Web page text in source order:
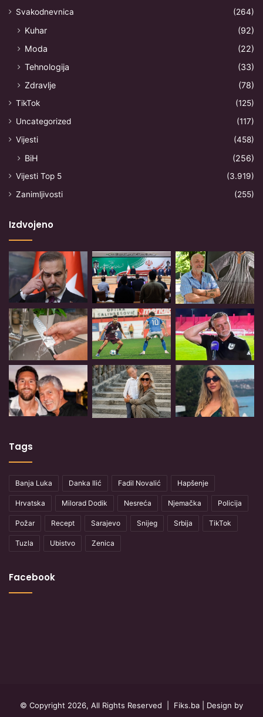
Svakodnevnica
(264)
Kuhar
(92)
Moda
(22)
Tehnologija
(33)
Zdravlje
(78)
TikTok
(125)
Uncategorized
(117)
Vijesti
(458)
BiH (256)
Vijesti Top 5
(3.919)
Zanimljivosti
(255)
Izdvojeno
Tags
Banja Luka Danka Ilić Fadil Novalić Hapšenje
Hrvatska Milorad Dodik Nesreća Njemačka Policija
Požar Recept Sarajevo Snijeg Srbija TikTok
Tuzla Ubistvo Zenica
Facebook
© Copyright 2026, All Rights Reserved | Fiks.ba | Design by